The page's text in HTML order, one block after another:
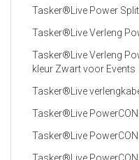
Tasker®Live Power
Tasker®Live Verleng
Tasker®Live Verleng
kleur Zwart voor Events
Tasker®Live
Tasker®Live
Tasker®Live